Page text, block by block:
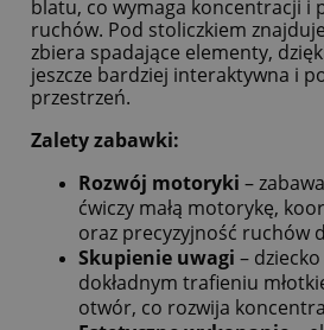
blatu, co wymaga koncentracji i
ruchów. Pod stoliczkiem
zbiera spadające elementy,
jeszcze bardziej interaktywna i
przestrzeń.
Zalety zabawki:
Rozwój motoryki –
ćwiczy małą motorykę,
oraz precyzyjność ruchów
Skupienie uwagi –
dokładnym trafieniu
otwór, co rozwija